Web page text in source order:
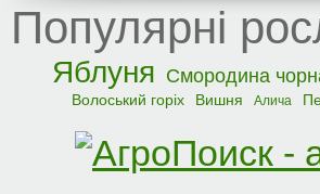
Популярні
Яблуня Смородина
Волоський горіх Вишня Алича